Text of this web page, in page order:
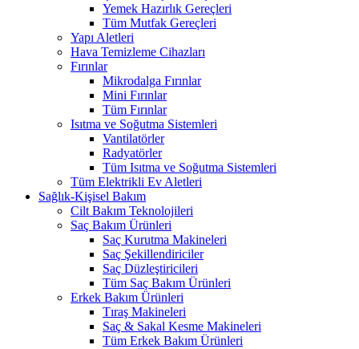
Yemek Hazırlık Gereçleri
Tüm Mutfak Gereçleri
Yapı Aletleri
Hava Temizleme Cihazları
Fırınlar
Mikrodalga Fırınlar
Mini Fırınlar
Tüm Fırınlar
Isıtma ve Soğutma Sistemleri
Vantilatörler
Radyatörler
Tüm Isıtma ve Soğutma Sistemleri
Tüm Elektrikli Ev Aletleri
Sağlık-Kişisel Bakım
Cilt Bakım Teknolojileri
Saç Bakım Ürünleri
Saç Kurutma Makineleri
Saç Şekillendiriciler
Saç Düzleştiricileri
Tüm Saç Bakım Ürünleri
Erkek Bakım Ürünleri
Tıraş Makineleri
Saç & Sakal Kesme Makineleri
Tüm Erkek Bakım Ürünleri